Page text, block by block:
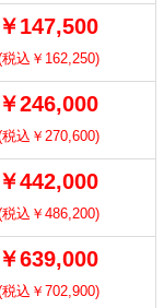
￥147,500
税込￥162,250)
￥246,000
税込￥270,600)
￥442,000
税込￥486,200)
￥639,000
税込￥702,900)